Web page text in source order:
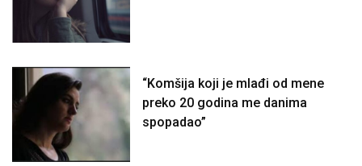
“Komšija koji je mlađi od mene
preko 20 godina me danima
spopadao”